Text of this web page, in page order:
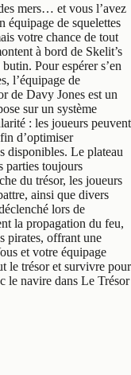
mers… et vous l’avez
équipage de squelettes
votre chance de tout
à bord de Skelit’s
Pour espérer s’en
l’équipage de
de Davy Jones est un
sur un système
: les joueurs peuvent
d’optimiser
disponibles. Le plateau
parties toujours
du trésor, les joueurs
ainsi que divers
lors de
la propagation du feu,
pirates, offrant une
et votre équipage
le trésor et survivre pour
le navire dans Le Trésor